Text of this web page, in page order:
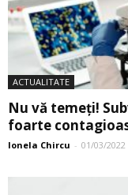
ACTUALITATE
Nu vă temeți!
foarte
Ionela Chircu - 01/03/2022